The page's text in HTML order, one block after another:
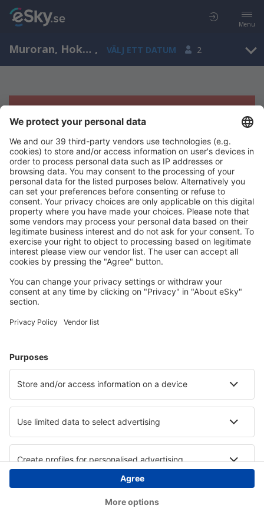
Menu
Muroran, Hokkaido, Japan , VÄLJ ETT DATUM 2
Tyvärr, inga resultat för denna sökning
Försök att söka med andra kriterier
Copyright © eSky.se. Alla rättigheter förbehålls.